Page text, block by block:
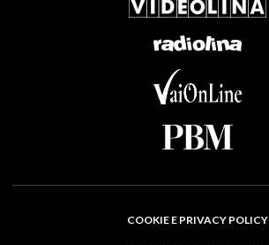
COOKIE E PRIVACY POLICY